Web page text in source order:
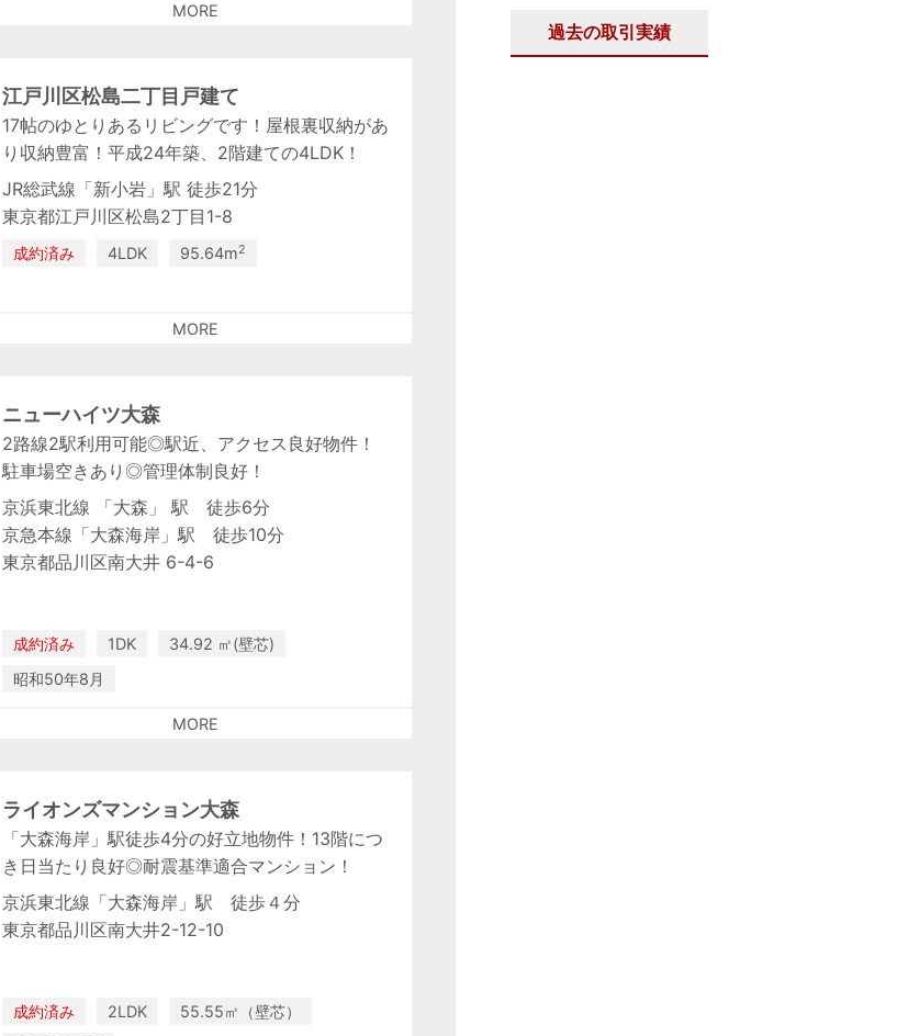
MORE
江戸川区松島二丁目戸建て
17帖のゆとりあるリビングです！屋根裏収納があ
り収納豊富！平成24年築、2階建ての4LDK！
JR総武線「新小岩」駅 徒歩21分
東京都江戸川区松島2丁目1-8
成約済み 4LDK 95.64m2
MORE
ニューハイツ大森
2路線2駅利用可能◎駅近、アクセス良好物件！
駐車場空きあり◎管理体制良好！
京浜東北線 「大森」 駅 徒歩6分
京急本線「大森海岸」駅 徒歩10分
東京都品川区南大井 6-4-6
成約済み 1DK
34.92 ㎡(壁芯)
昭和50年8月
MORE
ライオンズマンション大森
「大森海岸」駅徒歩4分の好立地物件！13階につ
き日当たり良好◎耐震基準適合マンション！
京浜東北線「大森海岸」駅 徒歩４分
東京都品川区南大井2-12-10
成約済み 2LDK
55.55㎡（壁芯）
過去の取引実績